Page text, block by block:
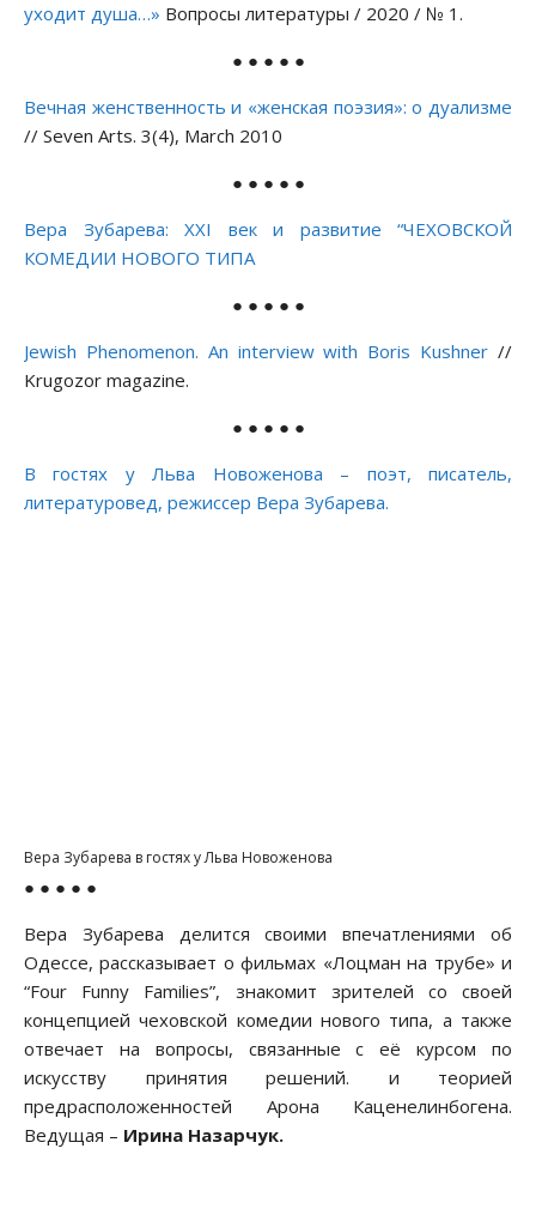
уходит душа…» Вопросы литературы / 2020 / № 1.
● ● ● ● ●
Вечная женственность и «женская поэзия»: о дуализме
// Seven Arts. 3(4), March 2010
● ● ● ● ●
Вера Зубарева: XXI век и развитие “ЧЕХОВСКОЙ
КОМЕДИИ НОВОГО ТИПА
● ● ● ● ●
Jewish Phenomenon. An interview with Boris Kushner //
Krugozor magazine.
● ● ● ● ●
В гостях у Льва Новоженова – поэт, писатель,
литературовед, режиссер Вера Зубарева.
Вера Зубарева в гостях у Льва Новоженова
● ● ● ● ●
Вера Зубарева делится своими впечатлениями об
Одессе, рассказывает о фильмах «Лоцман на трубе» и
“Four Funny Families”, знакомит зрителей со своей
концепцией чеховской комедии нового типа, а также
отвечает на вопросы, связанные с её курсом по
искусству принятия решений. и теорией
предрасположенностей Арона Каценелинбогена.
Ведущая – Ирина Назарчук.